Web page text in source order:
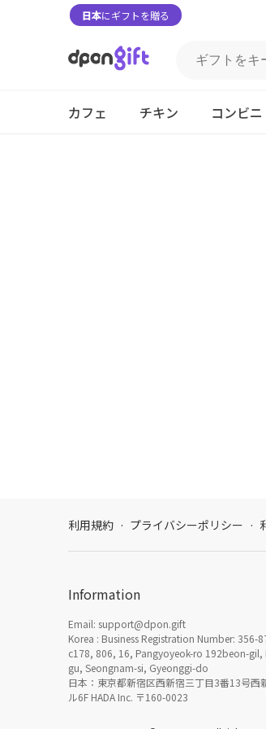
日本にギフトを贈る
カフェ チキン コンビニ
利用規約 · プライバシーポリシー ·
Information
Email: support@dpon.gift
Korea : Business Registration Number: 356-
c178, 806, 16, Pangyoyeok-ro 192beon-
gu, Seongnam-si, Gyeonggi-do
日本：東京都新宿区西新宿三丁目3番13号西
ル6F HADA Inc. 〒160-0023